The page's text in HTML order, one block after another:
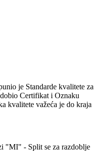
je Standarde kvalitete za
Certifikat i Oznaku
kvalitete važeća je do kraja
"MI" - Split se za razdoblje